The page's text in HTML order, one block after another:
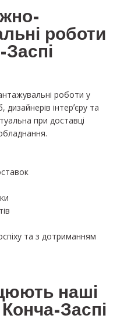
роботи
роботи у
інтерʼєру та
при доставці
та з дотриманням
наші
Заспі